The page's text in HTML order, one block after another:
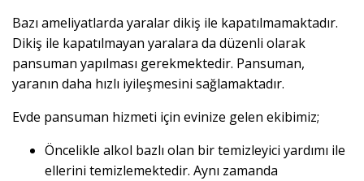
Bazı ameliyatlarda yaralar dikiş ile kapatılmamaktadır.
Dikiş ile kapatılmayan yaralara da düzenli olarak
pansuman yapılması gerekmektedir. Pansuman,
yaranın daha hızlı iyileşmesini sağlamaktadır.
Evde pansuman hizmeti için evinize gelen ekibimiz;
Öncelikle alkol bazlı olan bir temizleyici yardımı ile
ellerini temizlemektedir. Aynı zamanda